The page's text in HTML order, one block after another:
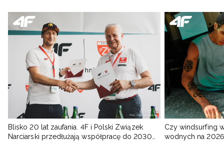
Blisko 20 lat zaufania. 4F i Polski Związek
Narciarski przedłużają współpracę do 2030
Czy windsurfing
wodnych na